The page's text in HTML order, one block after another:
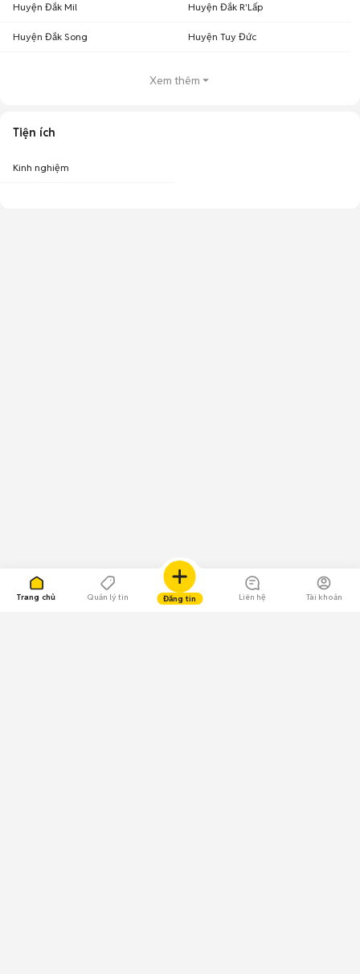
Trang chủ Quản lý tin Đăng tin Liên hệ Tài khoản
Huyện Đắk Mil Huyện Đắk R'Lấp
Huyện Đắk Song Huyện Tuy Đức
Xem thêm
Tiện ích
Kinh nghiệm